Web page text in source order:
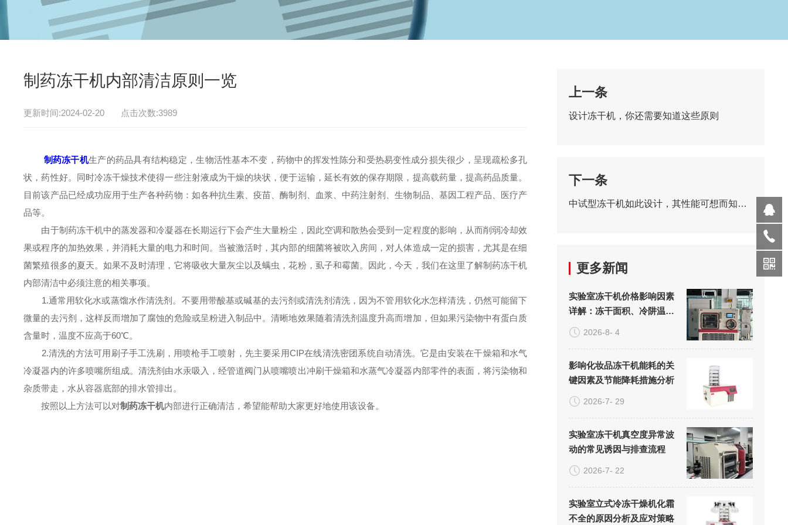
制药冻干机内部清洁原则一览
更新时间:2024-02-20 点击次数:3989
制药冻干机生产的药品具有结构稳定，生物活性基本不变，药物中的挥发性陈分和受热易变性成分损失很少，呈现疏松多孔
状，药性好。同时冷冻干燥技术使得一些注射液成为干燥的块状，便于运输，延长有效的保存期限，提高载药量，提高药品质量。
目前该产品已经成功应用于生产各种药物：如各种抗生素、疫苗、酶制剂、血浆、中药注射剂、生物制品、基因工程产品、医疗产
品等。
由于制药冻干机中的蒸发器和冷凝器在长期运行下会产生大量粉尘，因此空调和散热会受到一定程度的影响，从而削弱冷却效
果或程序的加热效果，并消耗大量的电力和时间。当被激活时，其内部的细菌将被吹入房间，对人体造成一定的损害，尤其是在细
菌繁殖很多的夏天。如果不及时清理，它将吸收大量灰尘以及螨虫，花粉，虱子和霉菌。因此，今天，我们在这里了解制药冻干机
内部清洁中必须注意的相关事项。
1.通常用软化水或蒸馏水作清洗剂。不要用带酸基或碱基的去污剂或清洗剂清洗，因为不管用软化水怎样清洗，仍然可能留下
微量的去污剂，这样反而增加了腐蚀的危险或呈粉进入制品中。清晰地效果随着清洗剂温度升高而增加，但如果污染物中有蛋白质
含量时，温度不应高于60℃。
2.清洗的方法可用刷子手工洗刷，用喷枪手工喷射，先主要采用CIP在线清洗密团系统自动清洗。它是由安装在干燥箱和水气
冷凝器内的许多喷嘴所组成。清洗剂由水汞吸入，经管道阀门从喷嘴喷出冲刷干燥箱和水蒸气冷凝器内部零件的表面，将污染物和
杂质带走，水从容器底部的排水管排出。
按照以上方法可以对制药冻干机内部进行正确清洁，希望能帮助大家更好地使用该设备。
上一条
设计冻干机，你还需要知道这些原则
下一条
中试型冻干机如此设计，其性能可想而知有多优异
更多新闻
实验室冻干机价格影响因素
详解：冻干面积、冷阱温度
与真空系统的成本构成
2026-8- 4
影响化妆品冻干机能耗的关
键因素及节能降耗措施分析
2026-7- 29
实验室冻干机真空度异常波
动的常见诱因与排查流程
2026-7- 22
实验室立式冷冻干燥机化霜
不全的原因分析及应对策略